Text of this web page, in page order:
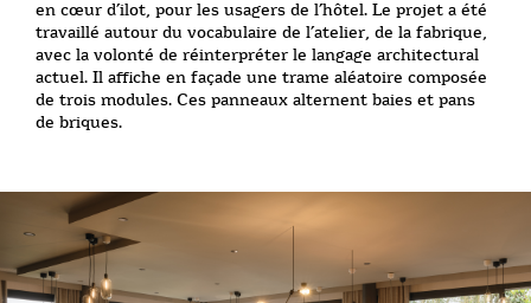
en cœur d’ilot, pour les usagers de l’hôtel. Le projet a été
travaillé autour du vocabulaire de l’atelier, de la fabrique,
avec la volonté de réinterpréter le langage architectural
actuel. Il affiche en façade une trame aléatoire composée
de trois modules. Ces panneaux alternent baies et pans
de briques.